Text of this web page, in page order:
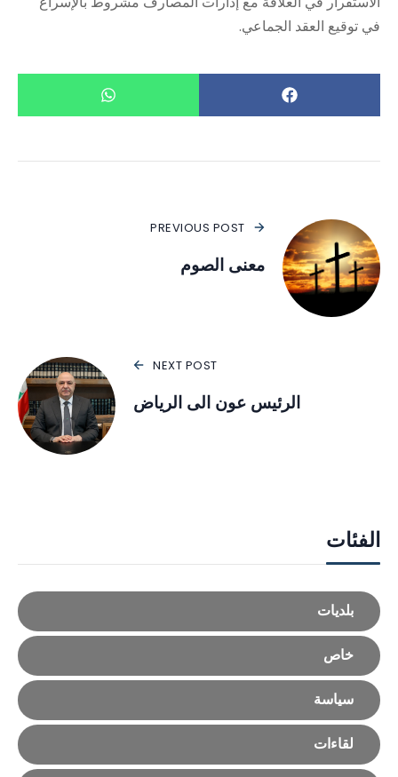
في توقيع العقد الجماعي.
PREVIOUS POST
معنى الصوم
NEXT POST
الرئيس عون الى الرياض
الفئات
بلديات
خاص
سياسة
لقاءات